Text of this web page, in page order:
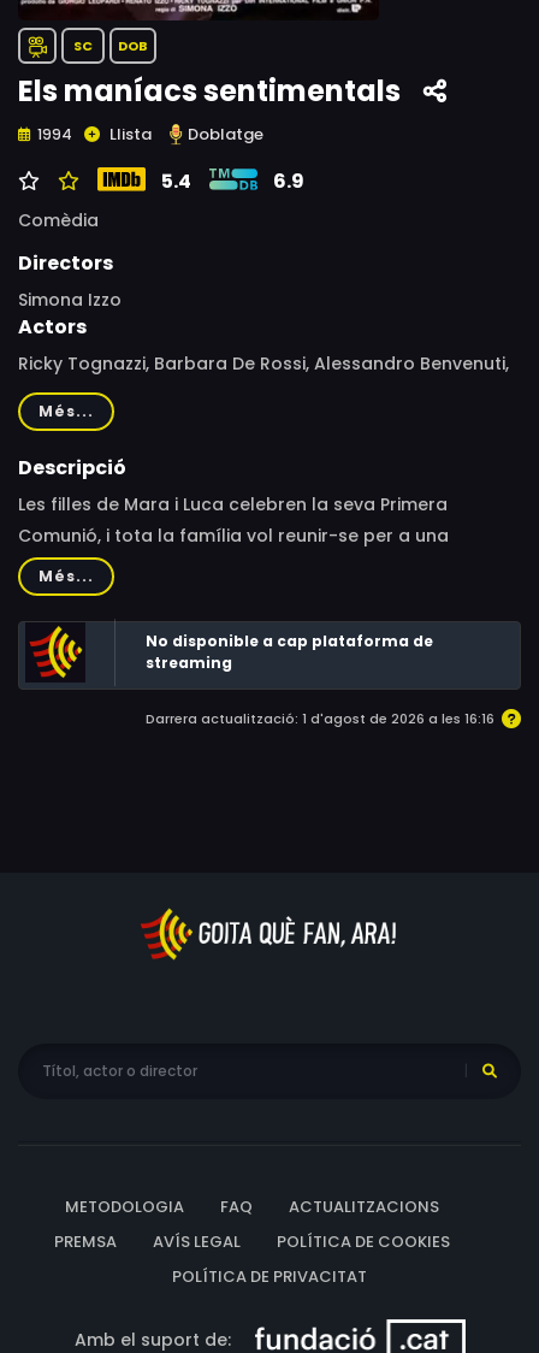
SC DOB
Els maníacs sentimentals
1994 Llista Doblatge
5.4 6.9
Comèdia
Directors
Simona Izzo
Actors
Ricky Tognazzi, Barbara De Rossi, Alessandro Benvenuti,
Monica Scattini, Alessandro Giannini, Clelia Rondinella,
Pat O'Hara, Veronica Logan, Stefano Benassi, Annamaria
Cofani, Giulia Cofani, Edoardo Mottini, Giuppy Izzo,
Més...
Descripció
Les filles de Mara i Luca celebren la seva Primera
Comunió, i tota la família vol reunir-se per a una
celebració tan especial i sentida. Tot i això, aviat
sorgeixen les dificultats quan Mara s'assabenta que
Luca li és infidel i està pensant a abandonar-la.
Més...
No disponible a cap plataforma de
streaming
Darrera actualització: 1 d'agost de 2026 a les 16:16
METODOLOGIA FAQ
ACTUALITZACIONS
PREMSA
AVÍS LEGAL
POLÍTICA DE COOKIES
POLÍTICA DE PRIVACITAT
Amb el suport de: